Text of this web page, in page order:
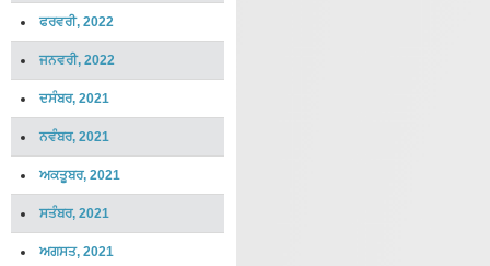
ਫਰਵਰੀ, 2022
ਜਨਵਰੀ, 2022
ਦਸੰਬਰ, 2021
ਨਵੰਬਰ, 2021
ਅਕਤੂਬਰ, 2021
ਸਤੰਬਰ, 2021
ਅਗਸਤ, 2021